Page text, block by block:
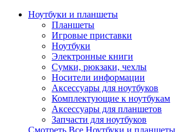
Ноутбуки и планшеты
Планшеты
Игровые приставки
Ноутбуки
Электронные книги
Сумки, рюкзаки, чехлы
Носители информации
Аксессуары для ноутбуков
Комплектующие к ноутбукам
Аксессуары для планшетов
Запчасти для ноутбуков
Смотреть Все Ноутбуки и планшеты